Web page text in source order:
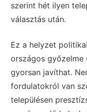
szerint hét ilyen
választás után.
Ez a helyzet
országos győzelme
gyorsan javíthat.
fordulatokról van
településen